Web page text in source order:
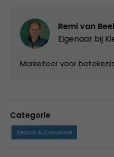
Remi van
Eigenaar bij
Marketeer voor
Categorie
Search & Conversie